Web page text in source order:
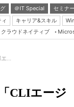
＠IT Special セミナー
キャリア&スキル
Server
Java
クラウドネイティブ
...
CLIエージ